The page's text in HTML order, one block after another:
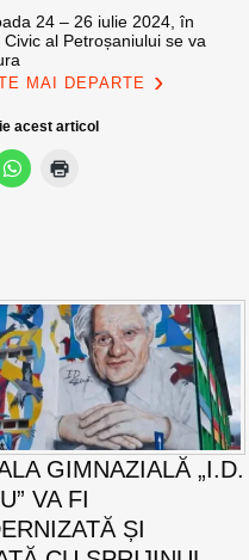
24 – 26 iulie 2024, în
Civic al Petroșaniului se va
MAI DEPARTE
acest articol
GIMNAZIALĂ „I.D.
VA FI
ȘI